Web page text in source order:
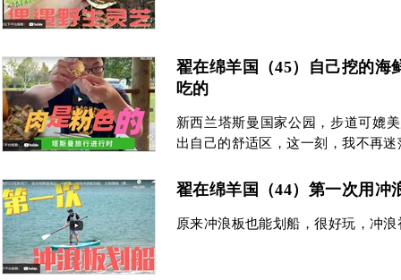
翟在绵羊国（45）自己挖的海
吃的
新西兰塔斯曼国家公园，步道可媲
出自己的舒适区，这一刻，我不再迷
翟在绵羊国（44）第一次用冲
原来冲浪板也能划船，很好玩，冲浪